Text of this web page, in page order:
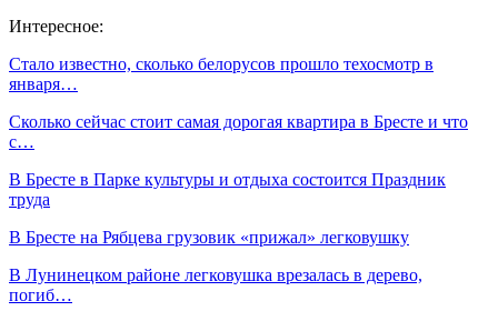
Интересное:
Стало известно, сколько белорусов прошло техосмотр в
января…
Сколько сейчас стоит самая дорогая квартира в Бресте и что
с…
В Бресте в Парке культуры и отдыха состоится Праздник
труда
В Бресте на Рябцева грузовик «прижал» легковушку
В Лунинецком районе легковушка врезалась в дерево,
погиб…